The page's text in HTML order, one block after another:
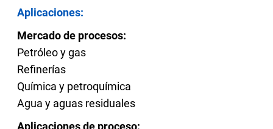
Aplicaciones:
Mercado de procesos:
Petróleo y gas
Refinerías
Química y petroquímica
Agua y aguas residuales
Aplicaciones de proceso: